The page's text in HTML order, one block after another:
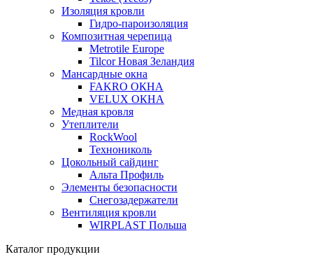
Изоляция кровли
Гидро-пароизоляция
Композитная черепица
Metrotile Europe
Tilcor Новая Зеландия
Мансардные окна
FAKRO ОКНА
VELUX ОКНА
Медная кровля
Утеплители
RockWool
Технониколь
Цокольный сайдинг
Альта Профиль
Элементы безопасности
Снегозадержатели
Вентиляция кровли
WIRPLAST Польша
Каталог продукции